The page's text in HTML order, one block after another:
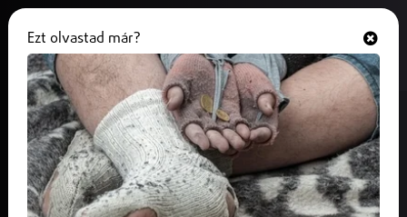
Olaszországi turnéra indult a
nyíregyházi Cantemus Vegyeskar,
2026. július 04.Helyi
Ezt olvastad már?